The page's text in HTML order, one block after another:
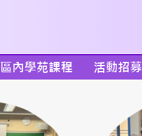
區內學苑課程 活動招募